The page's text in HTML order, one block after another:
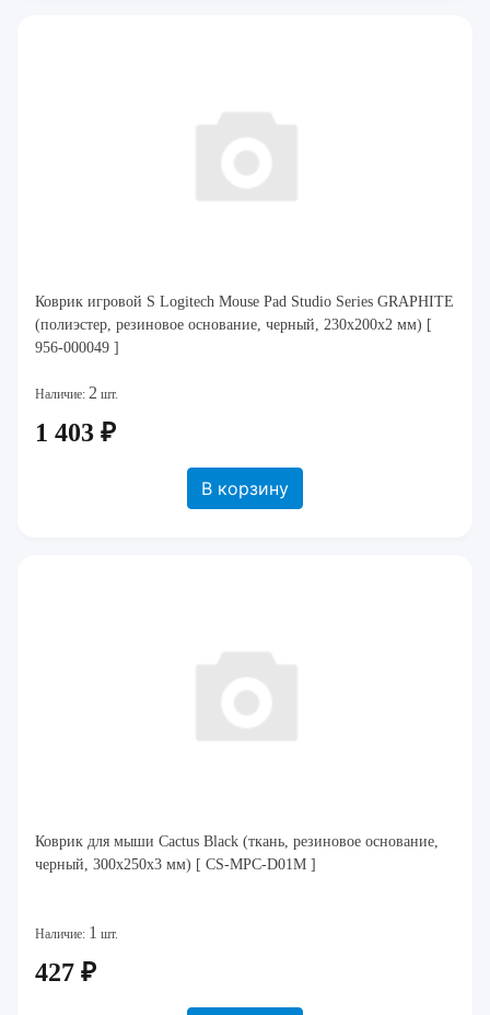
Коврик игровой S Logitech Mouse Pad Studio Series GRAPHITE
(полиэстер, резиновое основание, черный, 230x200x2 мм) [
956-000049 ]
Наличие: 2 шт.
1 403 ₽
В корзину
Коврик для мыши Cactus Black (ткань, резиновое основание,
черный, 300x250x3 мм) [ CS-MPC-D01M ]
Наличие: 1 шт.
427 ₽